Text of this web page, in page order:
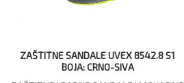
ZAŠTITNE SANDALE UVEX 8542.8 S1
BOJA: CRNO-SIVA